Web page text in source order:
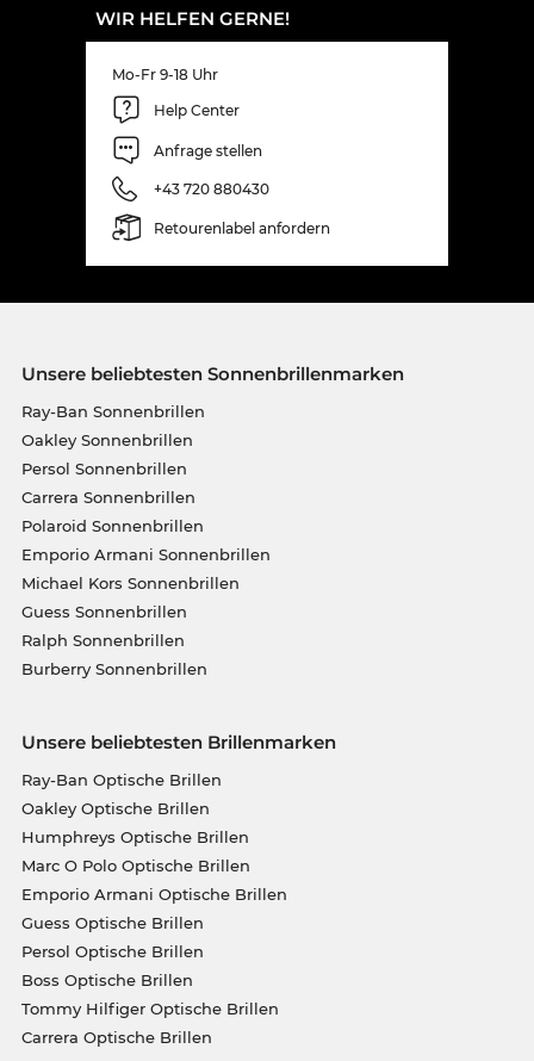
WIR HELFEN GERNE!
Mo-Fr 9-18 Uhr
Help Center
Anfrage stellen
+43 720 880430
Retourenlabel anfordern
Unsere beliebtesten Sonnenbrillenmarken
Ray-Ban Sonnenbrillen
Oakley Sonnenbrillen
Persol Sonnenbrillen
Carrera Sonnenbrillen
Polaroid Sonnenbrillen
Emporio Armani Sonnenbrillen
Michael Kors Sonnenbrillen
Guess Sonnenbrillen
Ralph Sonnenbrillen
Burberry Sonnenbrillen
Unsere beliebtesten Brillenmarken
Ray-Ban Optische Brillen
Oakley Optische Brillen
Humphreys Optische Brillen
Marc O Polo Optische Brillen
Emporio Armani Optische Brillen
Guess Optische Brillen
Persol Optische Brillen
Boss Optische Brillen
Tommy Hilfiger Optische Brillen
Carrera Optische Brillen